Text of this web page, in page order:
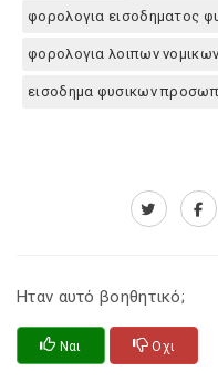
φορολογια εισοδηματος
φορολογια λοιπων
εισοδημα φυσικων
Ηταν αυτό βοηθητικό;
Ναι Οχι